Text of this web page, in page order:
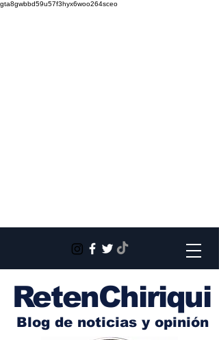
gta8gwbbd59u57f3hyx6woo264sceo
RetenChiriqui
Blog de noticias y opinión